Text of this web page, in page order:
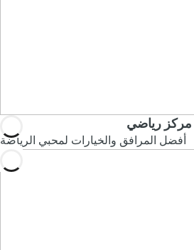
مركز رياضي
أفضل المرافق والخيارات لمحبي الرياضة